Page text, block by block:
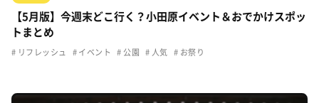
【5月版】今週末どこ行く？小田原イベント＆おでかけスポッ
トまとめ
リフレッシュ イベント 公園 人気 お祭り